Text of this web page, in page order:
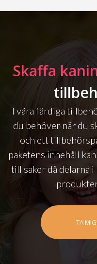
Skaffa
I våra färdiga
du behöver när du
och ett
paketens innehåll
till saker då delarna
TA